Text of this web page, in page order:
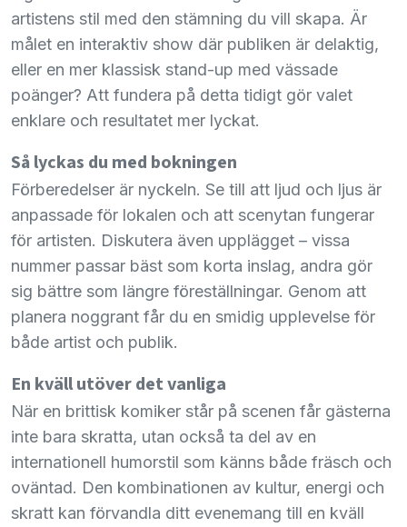
artistens stil med den stämning du vill skapa. Är
målet en interaktiv show där publiken är delaktig,
eller en mer klassisk stand-up med vässade
poänger? Att fundera på detta tidigt gör valet
enklare och resultatet mer lyckat.
Så lyckas du med bokningen
Förberedelser är nyckeln. Se till att ljud och ljus är
anpassade för lokalen och att scenytan fungerar
för artisten. Diskutera även upplägget – vissa
nummer passar bäst som korta inslag, andra gör
sig bättre som längre föreställningar. Genom att
planera noggrant får du en smidig upplevelse för
både artist och publik.
En kväll utöver det vanliga
När en brittisk komiker står på scenen får gästerna
inte bara skratta, utan också ta del av en
internationell humorstil som känns både fräsch och
oväntad. Den kombinationen av kultur, energi och
skratt kan förvandla ditt evenemang till en kväll